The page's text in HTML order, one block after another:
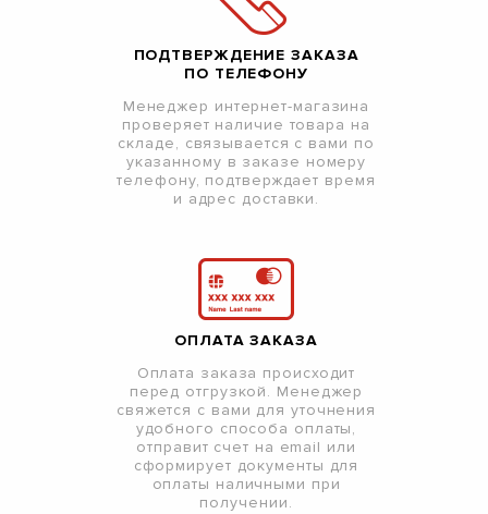
ПОДТВЕРЖДЕНИЕ ЗАКАЗА
ПО ТЕЛЕФОНУ
Менеджер интернет-магазина
проверяет наличие товара на
складе, связывается с вами по
указанному в заказе номеру
телефону, подтверждает время
и адрес доставки.
ОПЛАТА ЗАКАЗА
Оплата заказа происходит
перед отгрузкой. Менеджер
свяжется с вами для уточнения
удобного способа оплаты,
отправит счет на email или
сформирует документы для
оплаты наличными при
получении.